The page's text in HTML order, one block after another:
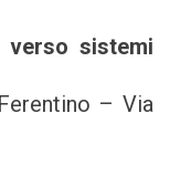
verso sistemi
– Via